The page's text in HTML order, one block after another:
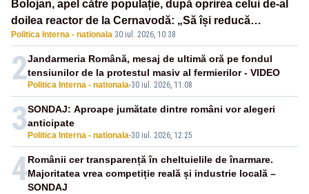
Bolojan, apel către populație, după oprirea celui de-al
doilea reactor de la Cernavodă: „Să își reducă
consumul în orele de seară”
Politica Interna - nationala·30 iul. 2026, 10:38
2 Politica Interna - nationala-30 iul. 2026, 11:08
Jandarmeria Română, mesaj de ultimă oră pe fondul
tensiunilor de la protestul masiv al fermierilor - VIDEO
3 Politica Interna - nationala-30 iul. 2026, 12:25
SONDAJ: Aproape jumătate dintre români vor alegeri
anticipate
4Românii cer transparență în cheltuielile de înarmare.
Majoritatea vrea competiție reală și industrie locală –
SONDAJ